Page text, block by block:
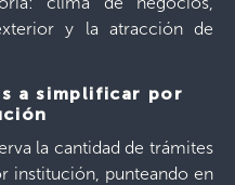
y la atracción de
a simplificar por
la cantidad de trámites
institución, punteando en